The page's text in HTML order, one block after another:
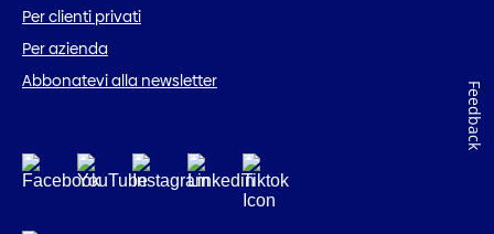
Per clienti privati
Per azienda
Abbonatevi alla newsletter
Feedback